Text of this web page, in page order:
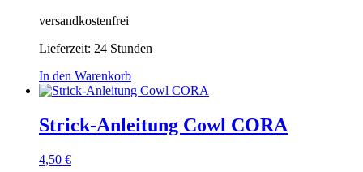
versandkostenfrei
Lieferzeit: 24 Stunden
In den Warenkorb
Strick-Anleitung Cowl CORA
4,50 €